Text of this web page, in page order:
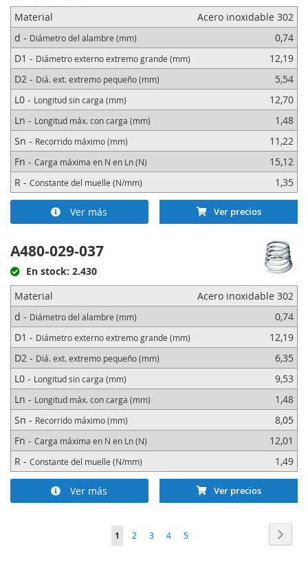
Material
Acero inoxidable 302
d - Diámetro del alambre (mm)
0,74
D1 - Diámetro externo extremo grande (mm)
12,19
D2 - Diá. ext. extremo pequeño (mm)
5,54
L0 - Longitud sin carga (mm)
12,70
Ln - Longitud máx. con carga (mm)
1,48
Sn - Recorrido máximo (mm)
11,22
Fn - Carga máxima en N en Ln (N)
15,12
R - Constante del muelle (N/mm) 1,35
Ver más Ver precios
A480-029-037
En stock: 2.430
Material
Acero inoxidable 302
d - Diámetro del alambre (mm)
0,74
D1 - Diámetro externo extremo grande (mm)
12,19
D2 - Diá. ext. extremo pequeño (mm)
6,35
L0 - Longitud sin carga (mm)
9,53
Ln - Longitud máx. con carga (mm)
1,48
Sn - Recorrido máximo (mm)
8,05
Fn - Carga máxima en N en Ln (N)
12,01
R - Constante del muelle (N/mm) 1,49
Ver más Ver precios
Actualmente
1 Página
2 Página
3 Página
4 Página
5